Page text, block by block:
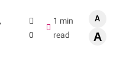
0
1 min
read
A
A